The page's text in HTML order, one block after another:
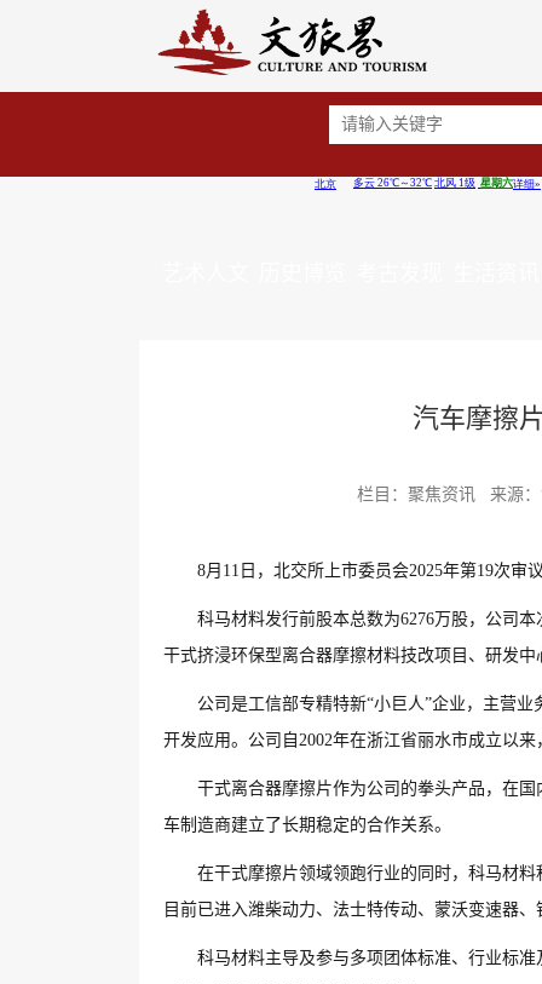
汽车摩擦
栏目：聚焦资讯 来源
8月11日，北交所上市委员会2025年第19次审
科马材料发行前股本总数为6276万股，公司
干式挤浸环保型离合器摩擦材料技改项目、研发中
公司是工信部专精特新“小巨人”企业，主营
开发应用。公司自2002年在浙江省丽水市成立以
干式离合器摩擦片作为公司的拳头产品，在
车制造商建立了长期稳定的合作关系。
在干式摩擦片领域领跑行业的同时，科马材
目前已进入潍柴动力、法士特传动、蒙沃变速器
科马材料主导及参与多项团体标准、行业标